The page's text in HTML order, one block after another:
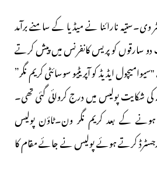
وی۔ستیہ نارائنا نے میڈیا کے سامنے برآمد
دو سارقوں کو پریس کانفرنس میں پیش کرتے
آج 11بج دنے "سیوامیچول ایڈیڈ کو آپریٹیو سوسائٹی کریم نگر”
شکایت پولیس میں درج کروائی گئی تھی۔
کے بعد کریم نگر ون۔ٹاؤن پولیس
کرتے ہوئے پولیس نے جائے مقام کا